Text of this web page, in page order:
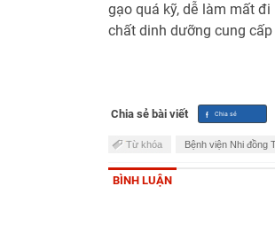
gạo quá kỹ, dễ làm mất
chất dinh dưỡng cung cấp
Chia sẻ bài viết
Từ khóa Bệnh viện Nhi đồng
BÌNH LUẬN